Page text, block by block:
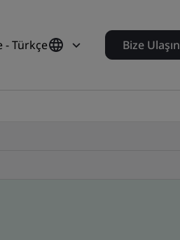
- Türkçe Bize Ulaşın